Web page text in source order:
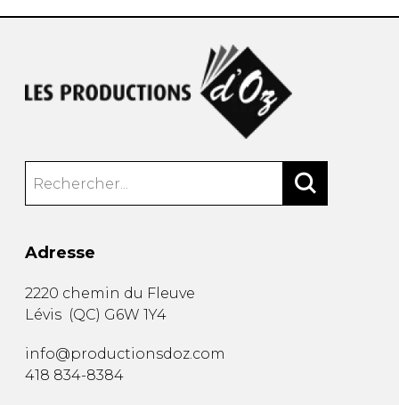
Adresse
2220 chemin du Fleuve
Lévis (QC) G6W 1Y4
info@productionsdoz.com
418 834-8384